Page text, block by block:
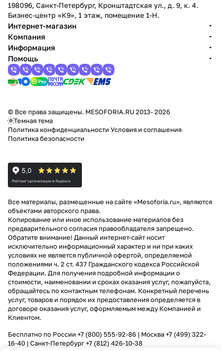
198096, Санкт-Петербург, Кронштадтская ул., д. 9, к. 4.
Бизнес-центр «К9», 1 этаж, помещение 1-Н.
Интернет-магазин
Компания
Информация
Помощь
© Все права защищены. MESOFORIA.RU 2013- 2026
Темная тема
Политика конфиденциальности Условия и соглашения
Политика безопасности
Все материалы, размещенные на сайте «Mesoforia.ru», являются
объектами авторского права.
Копирование или иное использование материалов без
предварительного согласия правообладателя запрещено.
Обратите внимание! Данный интернет-сайт носит
исключительно информационный характер и ни при каких
условиях не является публичной офертой, определяемой
положениями ч. 2 ст. 437 Гражданского кодекса Российской
Федерации. Для получения подробной информации о
стоимости, наименовании и сроках оказания услуг, пожалуйста,
обращайтесь по контактным телефонам. Конкретный перечень
услуг, товаров и порядок их предоставления определяется в
договоре оказания услуг, оформляемым между Компанией и
Клиентом.
Бесплатно по России +7 (800) 555-92-86 | Москва+7 (499) 322-
16-40 | Санкт-Петербург+7 (812) 426-10-38